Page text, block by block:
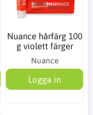
Nuance hårfärg 100
g violett färger
Nuance
Logga in